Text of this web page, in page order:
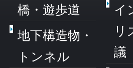
橋・遊歩道
地下構造物・
トンネル
イ
リ
議